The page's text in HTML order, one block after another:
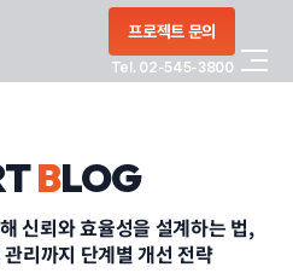
프로젝트 문의
Tel. 02-545-3800
BLOG
신뢰와 효율성을 설계하는 법,
리까지 단계별 개선 전략